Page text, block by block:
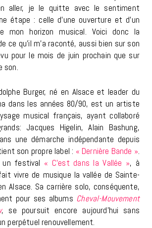
aller, je le quitte avec le sentiment
étape : celle d’une ouverture et d’un
mon horizon musical. Voici donc la
ce qu’il m’a raconté, aussi bien sur son
pour le mois de juin prochain que sur
son.
Burger, né en Alsace et leader du
dans les années 80/90, est un artiste
musical français, ayant collaboré
Jacques Higelin, Alain Bashung,
une démarche indépendante depuis
son propre label : « Dernière Bande ».
festival « C’est dans la Vallée », à
vivre de musique la vallée de Sainte-
Alsace. Sa carrière solo, conséquente,
pour ses albums Cheval-Mouvement
, se poursuit encore aujourd’hui sans
perpétuel renouvellement.